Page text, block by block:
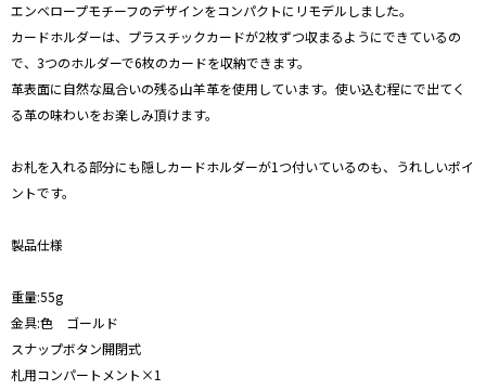
エンベロープモチーフのデザインをコンパクトにリモデルしました。
カードホルダーは、プラスチックカードが2枚ずつ収まるようにできているの
で、3つのホルダーで6枚のカードを収納できます。
革表面に自然な風合いの残る山羊革を使用しています。使い込む程にで出てく
る革の味わいをお楽しみ頂けます。
お札を入れる部分にも隠しカードホルダーが1つ付いているのも、うれしいポイ
ントです。
製品仕様
重量:55g
金具:色 ゴールド
スナップボタン開閉式
札用コンパートメント×1